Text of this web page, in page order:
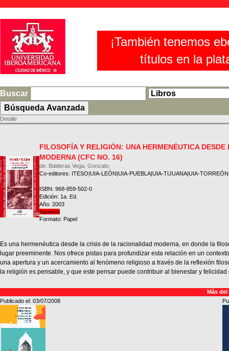
¡También tenemos
títulos en la
Buscar
Detalle
FILOSOFÍA Y RELIGIÓN: UNA HERMENÉUTICA
MODERNA (CFC NO. 16)
de: Balderas Vega, Gonzalo;
Co-editores: ITESO|UIA-LEÓN|UIA-PUEBLA|UIA-TIJUANA|UIA-
ISBN: 968-859-502-0
Edición: 1a. Ed.
Año: 2003
Agotado
Formato: Papel
Es una hermenéutica desde la crisis de la racionalidad moderna, en donde la
lugar preeminente. Nos ofrece pistas para profundizar esta relación en un
una apertura y un acercamiento al fenómeno religioso a través de la reflexión
la religión es pensable, y que este pensar puede contribuir al bienestar y
Más del
Publicado el: 03/07/2008